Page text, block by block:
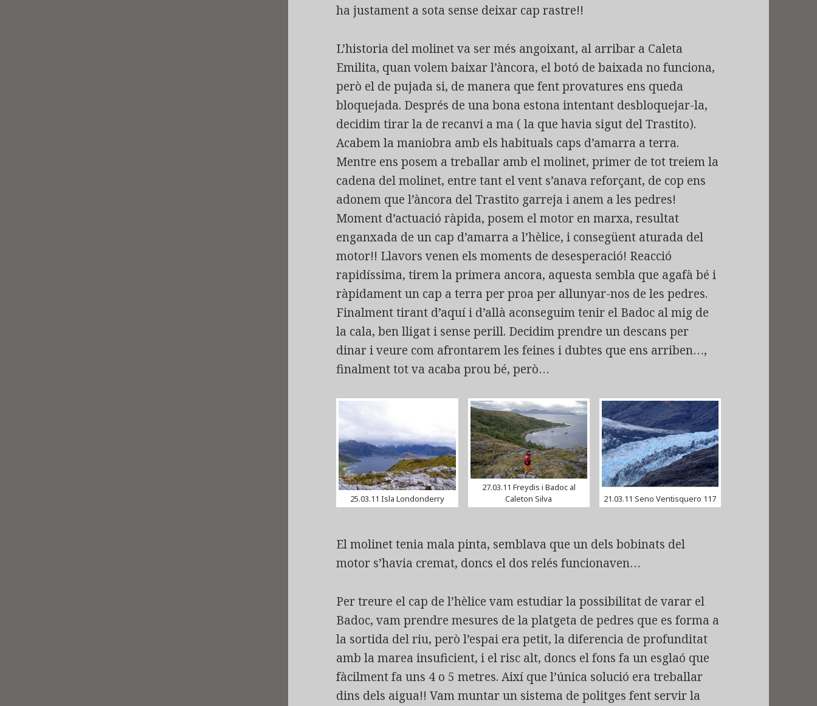
ha justament a sota sense deixar cap rastre!!
L’historia del molinet va ser més angoixant, al arribar a Caleta
Emilita, quan volem baixar l’àncora, el botó de baixada no funciona,
però el de pujada si, de manera que fent provatures ens queda
bloquejada. Després de una bona estona intentant desbloquejar-la,
decidim tirar la de recanvi a ma ( la que havia sigut del Trastito).
Acabem la maniobra amb els habituals caps d’amarra a terra.
Mentre ens posem a treballar amb el molinet, primer de tot treiem la
cadena del molinet, entre tant el vent s’anava reforçant, de cop ens
adonem que l’àncora del Trastito garreja i anem a les pedres!
Moment d’actuació ràpida, posem el motor en marxa, resultat
enganxada de un cap d’amarra a l’hèlice, i consegüent aturada del
motor!! Llavors venen els moments de desesperació! Reacció
rapidíssima, tirem la primera ancora, aquesta sembla que agafà bé i
ràpidament un cap a terra per proa per allunyar-nos de les pedres.
Finalment tirant d’aquí i d’allà aconseguim tenir el Badoc al mig de
la cala, ben lligat i sense perill. Decidim prendre un descans per
dinar i veure com afrontarem les feines i dubtes que ens arriben…,
finalment tot va acaba prou bé, però…
25.03.11 Isla Londonderry
27.03.11 Freydis i Badoc al
Caleton Silva
21.03.11 Seno Ventisquero 117
El molinet tenia mala pinta, semblava que un dels bobinats del
motor s’havia cremat, doncs el dos relés funcionaven…
Per treure el cap de l’hèlice vam estudiar la possibilitat de varar el
Badoc, vam prendre mesures de la platgeta de pedres que es forma a
la sortida del riu, però l’espai era petit, la diferencia de profunditat
amb la marea insuficient, i el risc alt, doncs el fons fa un esglaó que
fàcilment fa uns 4 o 5 metres. Així que l’única solució era treballar
dins dels aigua!! Vam muntar un sistema de politges fent servir la